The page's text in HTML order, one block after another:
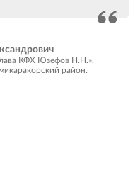
КФХ Юзефов Н.Н.».
район.